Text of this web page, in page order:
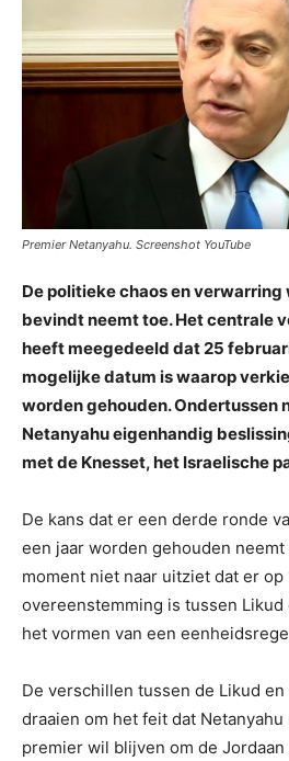
Premier Netanyahu. Screenshot YouTube
De politieke chaos en verwarring
bevindt neemt toe. Het centrale
heeft meegedeeld dat 25
mogelijke datum is waarop
worden gehouden. Ondertussen
Netanyahu eigenhandig
met de Knesset, het Israelische
De kans dat er een derde ronde
een jaar worden gehouden
moment niet naar uitziet dat er op
overeenstemming is tussen Likud
het vormen van een
De verschillen tussen de Likud
draaien om het feit dat Netanyahu
premier wil blijven om de